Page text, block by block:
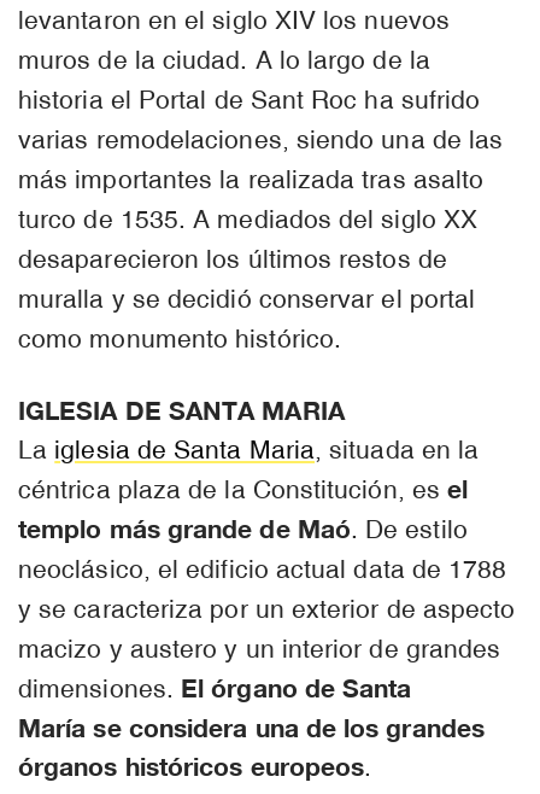
levantaron en el siglo XIV los nuevos
muros de la ciudad. A lo largo de la
historia el Portal de Sant Roc ha sufrido
varias remodelaciones, siendo una de las
más importantes la realizada tras asalto
turco de 1535. A mediados del siglo XX
desaparecieron los últimos restos de
muralla y se decidió conservar el portal
como monumento histórico.
IGLESIA DE SANTA MARIA
La iglesia de Santa Maria, situada en la
céntrica plaza de la Constitución, esel
templo más grande de Maó. De estilo
neoclásico, el edificio actual data de 1788
y se caracteriza por un exterior de aspecto
macizo y austero y un interior de grandes
dimensiones. El órgano de Santa
María se considera una de los grandes
órganos históricos europeos.